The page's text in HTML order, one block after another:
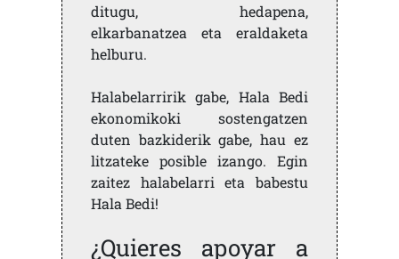
ditugu, hedapena,
elkarbanatzea eta eraldaketa
helburu.
Halabelarririk gabe, Hala Bedi
ekonomikoki sostengatzen
duten bazkiderik gabe, hau ez
litzateke posible izango. Egin
zaitez halabelarri eta babestu
Hala Bedi!
¿Quieres apoyar a